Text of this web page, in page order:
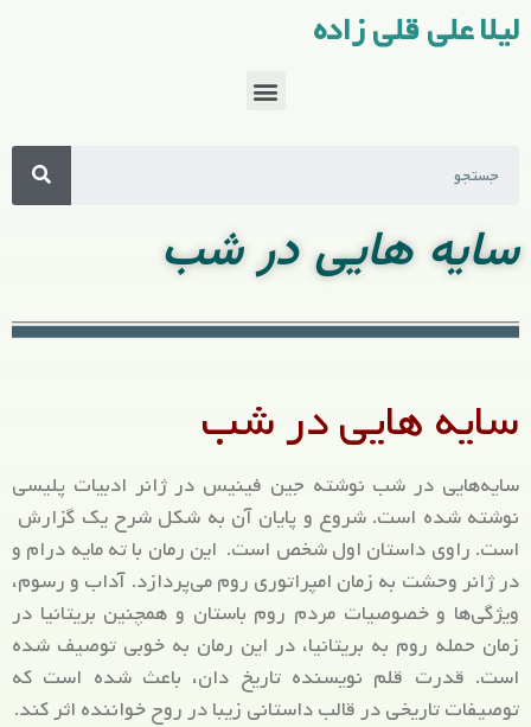
لیلا علی قلی زاده
سایه هایی در شب
سایه هایی در شب
سایه‌هایی در شب نوشته جین فینیس در ژانر ادبیات پلیسی
نوشته شده است. شروع و پایان آن به شکل شرح یک گزارش
است. راوی داستان اول شخص است. این رمان با ته مایه درام و
در ژانر وحشت به زمان امپراتوری روم می‌پردازد. آداب و رسوم،
ویژگی‌ها و خصوصیات مردم روم باستان و همچنین بریتانیا در
زمان حمله روم به بریتانیا، در این رمان به خوبی توصیف شده
است. قدرت قلم نویسنده تاریخ دان، باعث شده است که
توصیفات تاریخی در قالب داستانی زیبا در روح خواننده اثر کند.